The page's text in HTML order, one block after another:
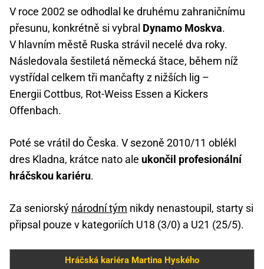
V roce 2002 se odhodlal ke druhému zahraničnímu
přesunu, konkrétně si vybral Dynamo Moskva.
V hlavním městě Ruska strávil necelé dva roky.
Následovala šestiletá německá štace, během níž
vystřídal celkem tři mančafty z nižších lig –
Energii Cottbus, Rot-Weiss Essen a Kickers
Offenbach.
Poté se vrátil do Česka. V sezoně 2010/11 oblékl
dres Kladna, krátce nato ale ukončil profesionální
hráčskou kariéru.
Za seniorský národní tým nikdy nenastoupil, starty si
připsal pouze v kategoriích U18 (3/0) a U21 (25/5).
Hráčská kariéra Martina Hyského